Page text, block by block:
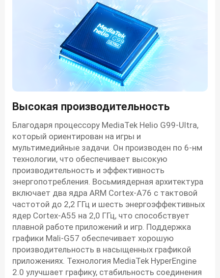
Высокая производительность
Благодаря процессору MediaTek Helio G99-Ultra,
который ориентирован на игры и
мультимедийные задачи. Он производен по 6-нм
технологии, что обеспечивает высокую
производительность и эффективность
энергопотребления. Восьмиядерная архитектура
включает два ядра ARM Cortex-A76 с тактовой
частотой до 2,2 ГГц и шесть энергоэффективных
ядер Cortex-A55 на 2,0 ГГц, что способствует
плавной работе приложений и игр. Поддержка
графики Mali-G57 обеспечивает хорошую
производительность в насыщенных графикой
приложениях. Технология MediaTek HyperEngine
2.0 улучшает графику, стабильность соединения